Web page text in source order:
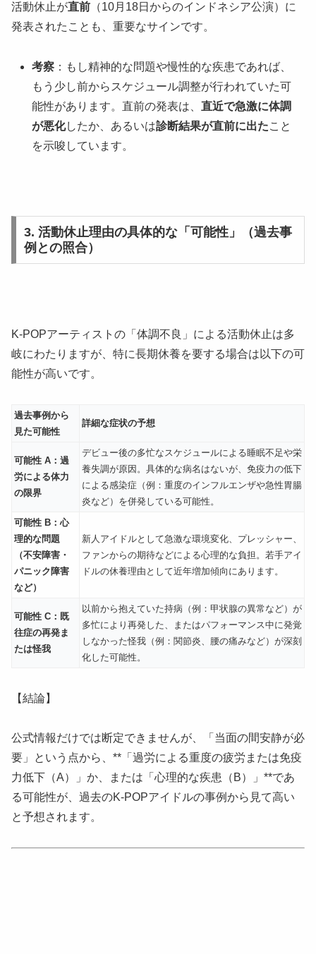
活動休止が直前 （10月18日からのインドネシア公演）に
発表されたことも、重要なサインです。
考察 ：もし精神的な問題や慢性的な疾患であれば、
もう少し前からスケジュール調整が行われていた可
能性があります。直前の発表は、直近で急激に体調
が悪化したか、あるいは診断結果が直前に出たこと
を示唆しています。
3. 活動休止理由の具体的な「可能性」（過去事
例との照合）
K-POPアーティストの「体調不良」による活動休止は多
岐にわたりますが、特に長期休養を要する場合は以下の可
能性が高いです。
過去事例から
見た可能性
詳細な症状の予想
可能性 A：過
労による体力
の限界
デビュー後の多忙なスケジュールによる睡眠不足や栄
養失調が原因。具体的な病名はないが、免疫力の低下
による感染症（例：重度のインフルエンザや急性胃腸
炎など）を併発している可能性。
可能性 B：心
理的な問題
（不安障害・
パニック障害
など）
新人アイドルとして急激な環境変化、プレッシャー、
ファンからの期待などによる心理的な負担。若手アイ
ドルの休養理由として近年増加傾向にあります。
可能性 C：既
往症の再発ま
たは怪我
以前から抱えていた持病（例：甲状腺の異常など）が
多忙により再発した、またはパフォーマンス中に発覚
しなかった怪我（例：関節炎、腰の痛みなど）が深刻
化した可能性。
【結論】
公式情報だけでは断定できませんが、「当面の間安静が必
要」という点から、**「過労による重度の疲労または免疫
力低下（A）」か、または「心理的な疾患（B）」**であ
る可能性が、過去のK-POPアイドルの事例から見て高い
と予想されます。